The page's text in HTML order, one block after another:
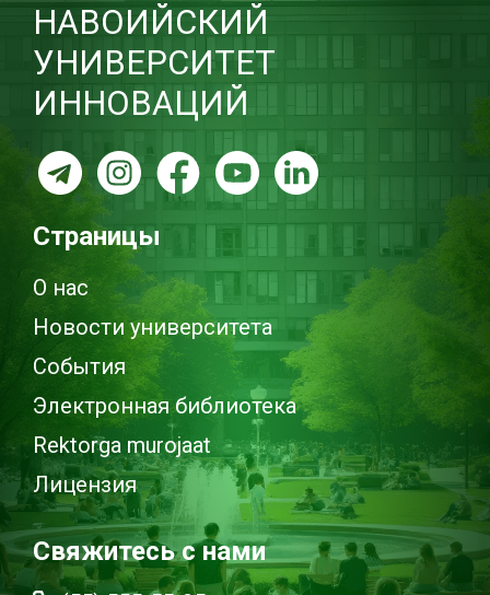
НАВОИЙСКИЙ
УНИВЕРСИТЕТ
ИННОВАЦИЙ
Страницы
О нас
Новости университета
События
Электронная библиотека
Rektorga murojaat
Лицензия
Свяжитесь с нами